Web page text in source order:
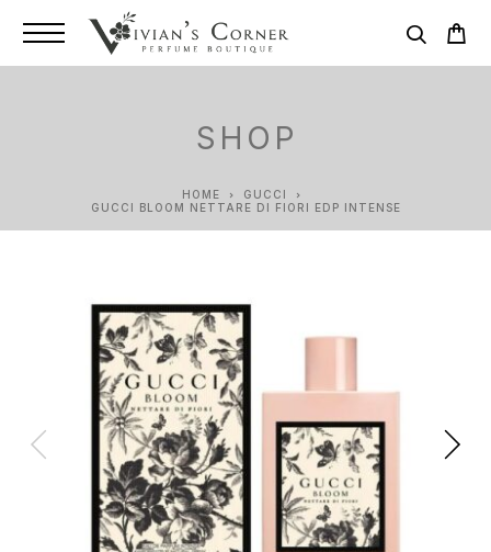
SHOP
HOME
GUCCI
GUCCI BLOOM NETTARE DI FIORI EDP INTENSE